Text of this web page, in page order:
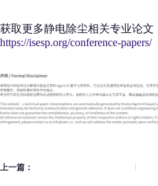
获取更多静电除尘相关专业论文
https://isesp.org/conference-papers/
上一篇：